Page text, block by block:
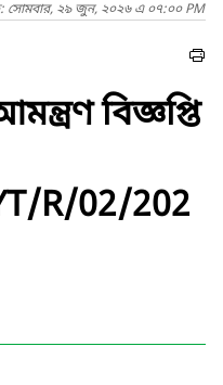
সোমবার, ২৯ জুন, ২০২৬ এ ০৭:০০ PM
বিজ্ঞপ্তি
R/02/202